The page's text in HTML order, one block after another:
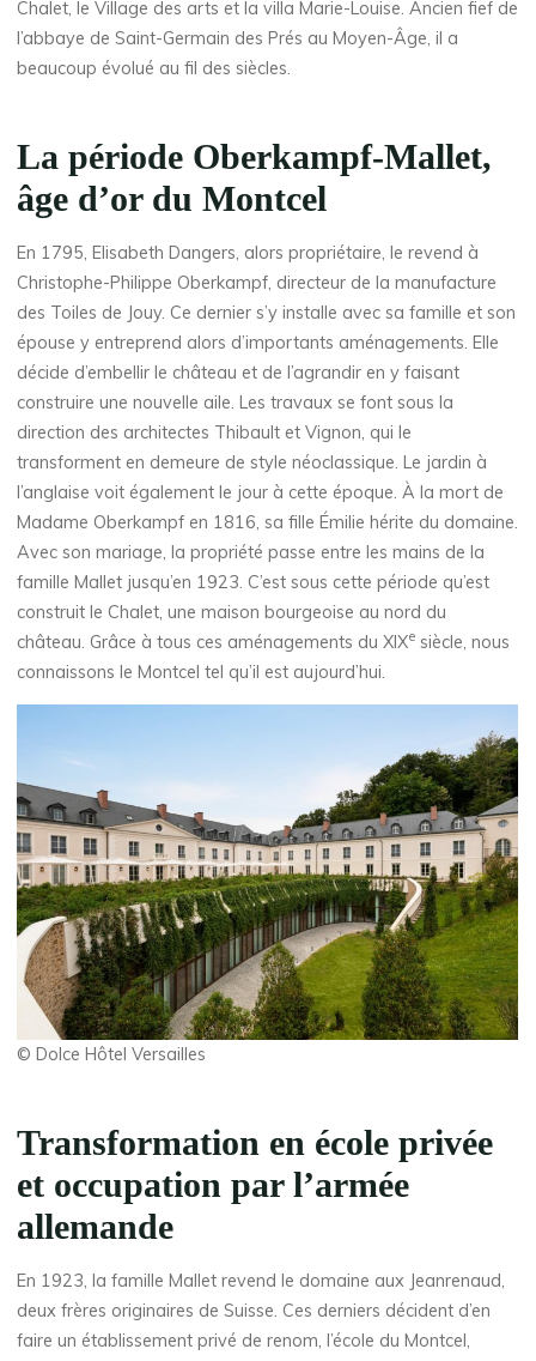
Chalet, le Village des arts et la villa Marie-Louise. Ancien fief de
l’abbaye de Saint-Germain des Prés au Moyen-Âge, il a
beaucoup évolué au fil des siècles.
La période Oberkampf-Mallet,
âge d’or du Montcel
En 1795, Elisabeth Dangers, alors propriétaire, le revend à
Christophe-Philippe Oberkampf, directeur de la manufacture
des Toiles de Jouy. Ce dernier s’y installe avec sa famille et son
épouse y entreprend alors d’importants aménagements. Elle
décide d’embellir le château et de l’agrandir en y faisant
construire une nouvelle aile. Les travaux se font sous la
direction des architectes Thibault et Vignon, qui le
transforment en demeure de style néoclassique. Le jardin à
l’anglaise voit également le jour à cette époque. À la mort de
Madame Oberkampf en 1816, sa fille Émilie hérite du domaine.
Avec son mariage, la propriété passe entre les mains de la
famille Mallet jusqu’en 1923. C’est sous cette période qu’est
construit le Chalet, une maison bourgeoise au nord du
château. Grâce à tous ces aménagements du XIXe siècle, nous
connaissons le Montcel tel qu’il est aujourd’hui.
© Dolce Hôtel Versailles
Transformation en école privée
et occupation par l’armée
allemande
En 1923, la famille Mallet revend le domaine aux Jeanrenaud,
deux frères originaires de Suisse. Ces derniers décident d’en
faire un établissement privé de renom, l’école du Montcel,